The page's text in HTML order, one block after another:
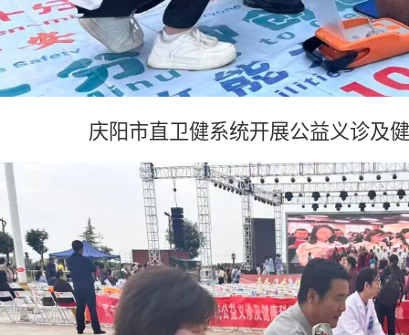
庆阳市直卫健系统开展公益义诊及